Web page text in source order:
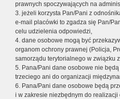
prawnych spoczywających na
3. jeżeli korzysta Pan/Pani z
e-mail placówki to zgadza się Pan/
celu udzielenia odpowiedzi,
4. dane osobowe mogą być
organom ochrony prawnej (Policja,
samorządu terytorialnego w związku
5. Pana/Pani dane osobowe nie
trzeciego ani do organizacji
6. Pana/Pani dane osobowe będą
i w zakresie niezbędnym do